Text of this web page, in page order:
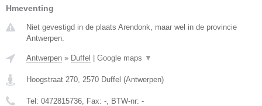
Hmeventing
Niet gevestigd in de plaats Arendonk, maar wel in de provincie
Antwerpen.
Antwerpen » Duffel Google maps ▼
Hoogstraat 270, 2570 Duffel (Antwerpen)
Tel: 0472815736, Fax: -, BTW-nr: -